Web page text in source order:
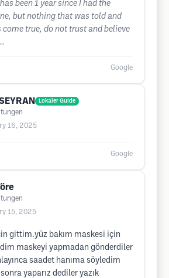
been 1 year since I had the
but nothing that was told and
come true, do not trust and believe
Google
Lokaler Guide
16, 2025
Google
15, 2025
gittim.yüz bakım maskesi için
maskeyi yapmadan gönderdiler
saadet hanıma söyledim
yaparız dediler yazık